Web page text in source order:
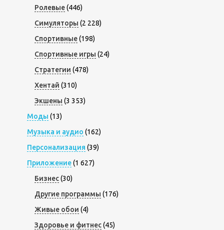
Ролевые(446)
Симуляторы (2 228)
Спортивные(198)
Спортивные игры (24)
Стратегии (478)
Хентай (310)
Экшены (3 353)
Моды (13)
Музыка и аудио (162)
Персонализация (39)
Приложение(1 627)
Бизнес(30)
Другие программы (176)
Живые обои (4)
Здоровье и фитнес(45)